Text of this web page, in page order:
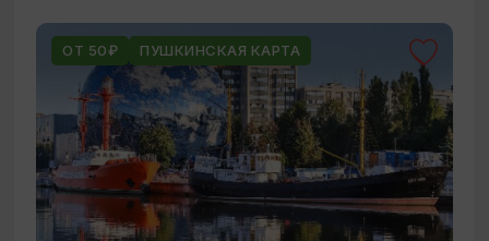
ОТ 50₽ ПУШКИНСКАЯ КАРТА